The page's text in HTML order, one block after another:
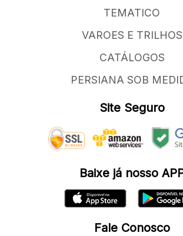
TEMATICO
VAROES E TRILHOS
CATÁLOGOS
PERSIANA SOB
Site Seguro
Baixe já nosso
Fale Conosco